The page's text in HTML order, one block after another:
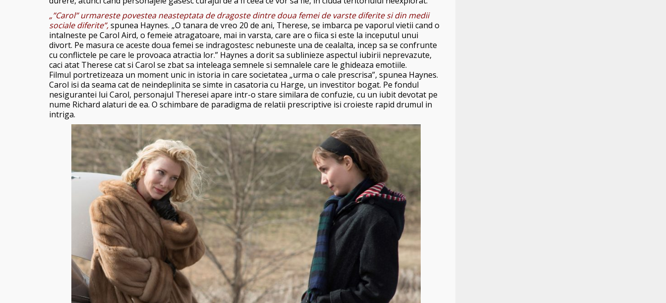
„”Carol” urmareste povestea neasteptata de dragoste dintre doua femei de varste diferite si din medii
sociale diferite”,spunea Haynes. „O tanara de vreo 20 de ani, Therese, se imbarca pe vaporul vietii cand o
intalneste pe Carol Aird, o femeie atragatoare, mai in varsta, care are o fiica si este la inceputul unui
divort. Pe masura ce aceste doua femei se indragostesc nebuneste una de cealalta, incep sa se confrunte
cu conflictele pe care le provoaca atractia lor.” Haynes a dorit sa sublinieze aspectul iubirii neprevazute,
caci atat Therese cat si Carol se zbat sa inteleaga semnele si semnalele care le ghideaza emotiile.
Filmul portretizeaza un moment unic in istoria in care societatea „urma o cale prescrisa”, spunea Haynes.
Carol isi da seama cat de neindeplinita se simte in casatoria cu Harge, un investitor bogat. Pe fondul
nesigurantei lui Carol, personajul Theresei apare intr-o stare similara de confuzie, cu un iubit devotat pe
nume Richard alaturi de ea. O schimbare de paradigma de relatii prescriptive isi croieste rapid drumul in
intriga.